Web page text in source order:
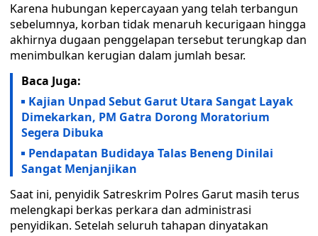
Karena hubungan kepercayaan yang telah terbangun
sebelumnya, korban tidak menaruh kecurigaan hingga
akhirnya dugaan penggelapan tersebut terungkap dan
menimbulkan kerugian dalam jumlah besar.
Baca Juga:
Kajian Unpad Sebut Garut Utara Sangat Layak
Dimekarkan, PM Gatra Dorong Moratorium
Segera Dibuka
Pendapatan Budidaya Talas Beneng Dinilai
Sangat Menjanjikan
Saat ini, penyidik Satreskrim Polres Garut masih terus
melengkapi berkas perkara dan administrasi
penyidikan. Setelah seluruh tahapan dinyatakan